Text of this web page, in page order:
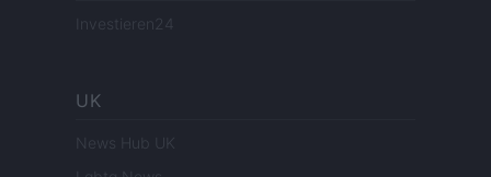
Investieren24
UK
News Hub UK